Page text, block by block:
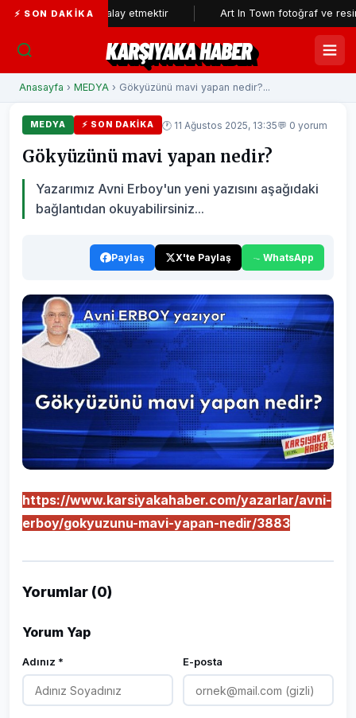
⚡ SON DAKIKA
aklıyla alay etmektir Art In Town fotoğraf ve resim
KARŞIYAKA HABER
Anasayfa › MEDYA › Gökyüzünü mavi yapan nedir?...
MEDYA ⚡ SON DAKIKA 🕐 11 Ağustos 2025, 13:35💬 0 yorum
Gökyüzünü mavi yapan nedir?
Yazarımız Avni Erboy'un yeni yazısını aşağıdaki
bağlantıdan okuyabilirsiniz...
Paylaş X'te Paylaş WhatsApp
https://www.karsiyakahaber.com/yazarlar/avni-
erboy/gokyuzunu-mavi-yapan-nedir/3883
Yorumlar (0)
Yorum Yap
Adınız * E-posta